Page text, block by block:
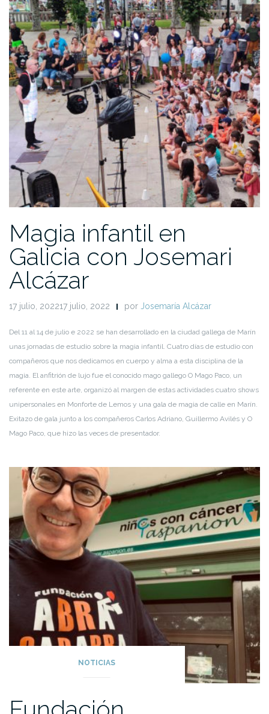
Magia infantil en
Galicia con Josemari
Alcázar
17 julio, 202217 julio, 2022 por Josemaría Alcázar
Del 11 al 14 de julio e 2022 se han desarrollado en la ciudad gallega de Marín
unas jornadas de estudio sobre la magia infantil. Cuatro días de estudio con
compañeros que nos dedicamos en cuerpo y alma a esta disciplina de la
magia. El anfitrión de lujo fue el conocido mago gallego O Mago Paco, un
referente en este arte, organizó al margen de estas actividades cuatro shows
unipersonales en Monforte de Lemos y una gala de magia de calle en Marín.
Exitazo de gala junto a los compañeros Carlos Adriano, Guillermo Avilés y O
Mago Paco, que hizo las veces de presentador.
NOTICIAS